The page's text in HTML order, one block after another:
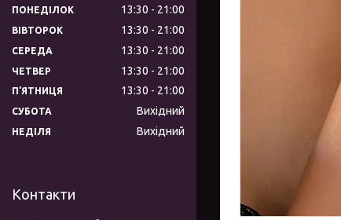
ПОНЕДІЛОК 13:30 21:00
ВІВТОРОК 13:30 21:00
СЕРЕДА 13:30 21:00
ЧЕТВЕР 13:30 21:00
ПʼЯТНИЦЯ 13:30 21:00
СУБОТА Вихідний
НЕДІЛЯ Вихідний
Контакти